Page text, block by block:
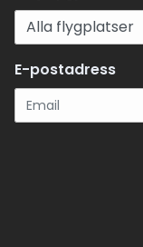
E-postadress